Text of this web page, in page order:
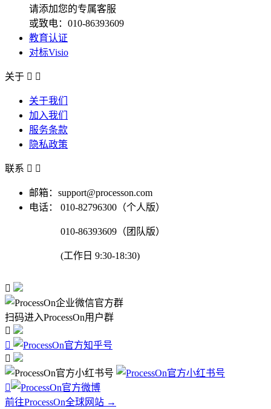
请添加您的专属客服
或致电：010-86393609
教育认证
对标Visio
关于  
关于我们
加入我们
服务条款
隐私政策
联系  
邮箱：support@processon.com
电话：
010-82796300（个人版）
010-86393609（团队版）
(工作日 9:30-18:30)

扫码进入ProcessOn用户群




前往ProcessOn全球网站 →